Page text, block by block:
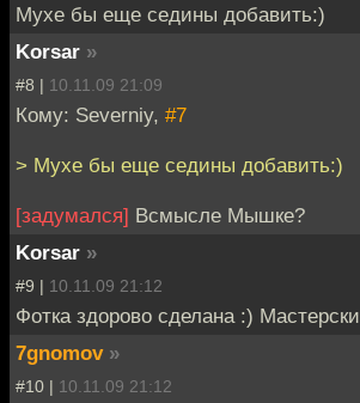
Мухе бы еще седины добавить:)
Korsar »
#8 | 10.11.09 21:09
Кому: Severniy, #7
> Мухе бы еще седины добавить:)
[задумался] Всмысле Мышке?
Korsar »
#9 | 10.11.09 21:12
Фотка здорово сделана :) Мастерски
7gnomov »
#10 | 10.11.09 21:12